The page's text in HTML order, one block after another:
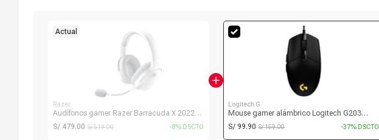
Actual
Razer
Audífonos gamer Razer Barracuda X 2022
con micrófono, inalámbricos, wireless 7.1, PC
S/ 479.00 S/ 519.00 -8% DSCTO
Logitech G
Mouse gamer alámbrico Logitech G203
Lightsync, conexión USB, 8000 dpi, 6
S/ 99.90 S/ 159.00 -37% DSCTO